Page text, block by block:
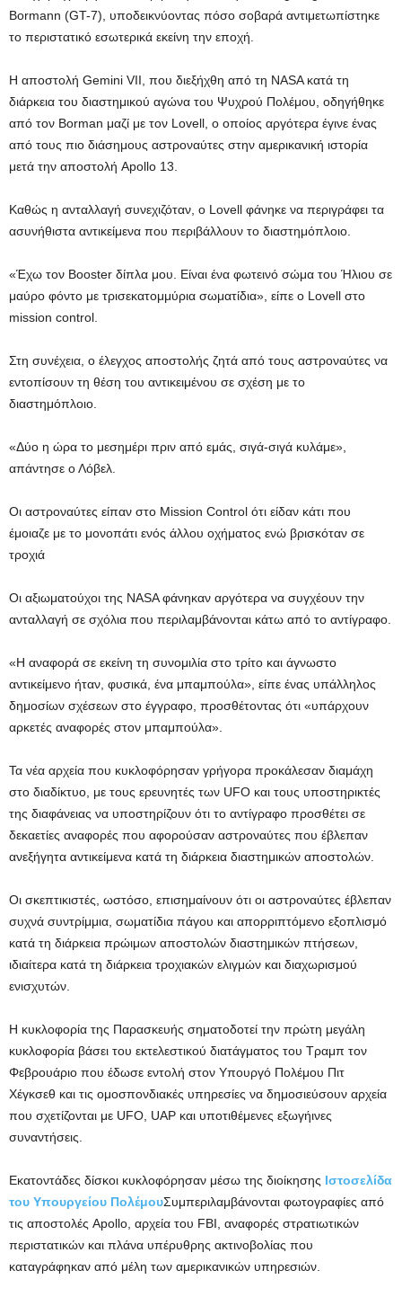
Bormann (GT-7), υποδεικνύοντας πόσο σοβαρά αντιμετωπίστηκε
το περιστατικό εσωτερικά εκείνη την εποχή.
Η αποστολή Gemini VII, που διεξήχθη από τη NASA κατά τη
διάρκεια του διαστημικού αγώνα του Ψυχρού Πολέμου, οδηγήθηκε
από τον Borman μαζί με τον Lovell, ο οποίος αργότερα έγινε ένας
από τους πιο διάσημους αστροναύτες στην αμερικανική ιστορία
μετά την αποστολή Apollo 13.
Καθώς η ανταλλαγή συνεχιζόταν, ο Lovell φάνηκε να περιγράφει τα
ασυνήθιστα αντικείμενα που περιβάλλουν το διαστημόπλοιο.
«Έχω τον Booster δίπλα μου. Είναι ένα φωτεινό σώμα του Ήλιου σε
μαύρο φόντο με τρισεκατομμύρια σωματίδια», είπε ο Lovell στο
mission control.
Στη συνέχεια, ο έλεγχος αποστολής ζητά από τους αστροναύτες να
εντοπίσουν τη θέση του αντικειμένου σε σχέση με το
διαστημόπλοιο.
«Δύο η ώρα το μεσημέρι πριν από εμάς, σιγά-σιγά κυλάμε»,
απάντησε ο Λόβελ.
Οι αστροναύτες είπαν στο Mission Control ότι είδαν κάτι που
έμοιαζε με το μονοπάτι ενός άλλου οχήματος ενώ βρισκόταν σε
τροχιά
Οι αξιωματούχοι της NASA φάνηκαν αργότερα να συγχέουν την
ανταλλαγή σε σχόλια που περιλαμβάνονται κάτω από το αντίγραφο.
«Η αναφορά σε εκείνη τη συνομιλία στο τρίτο και άγνωστο
αντικείμενο ήταν, φυσικά, ένα μπαμπούλα», είπε ένας υπάλληλος
δημοσίων σχέσεων στο έγγραφο, προσθέτοντας ότι «υπάρχουν
αρκετές αναφορές στον μπαμπούλα».
Τα νέα αρχεία που κυκλοφόρησαν γρήγορα προκάλεσαν διαμάχη
στο διαδίκτυο, με τους ερευνητές των UFO και τους υποστηρικτές
της διαφάνειας να υποστηρίζουν ότι το αντίγραφο προσθέτει σε
δεκαετίες αναφορές που αφορούσαν αστροναύτες που έβλεπαν
ανεξήγητα αντικείμενα κατά τη διάρκεια διαστημικών αποστολών.
Οι σκεπτικιστές, ωστόσο, επισημαίνουν ότι οι αστροναύτες έβλεπαν
συχνά συντρίμμια, σωματίδια πάγου και απορριπτόμενο εξοπλισμό
κατά τη διάρκεια πρώιμων αποστολών διαστημικών πτήσεων,
ιδιαίτερα κατά τη διάρκεια τροχιακών ελιγμών και διαχωρισμού
ενισχυτών.
Η κυκλοφορία της Παρασκευής σηματοδοτεί την πρώτη μεγάλη
κυκλοφορία βάσει του εκτελεστικού διατάγματος του Τραμπ τον
Φεβρουάριο που έδωσε εντολή στον Υπουργό Πολέμου Πιτ
Χέγκσεθ και τις ομοσπονδιακές υπηρεσίες να δημοσιεύσουν αρχεία
που σχετίζονται με UFO, UAP και υποτιθέμενες εξωγήινες
συναντήσεις.
Εκατοντάδες δίσκοι κυκλοφόρησαν μέσω της διοίκησης Ιστοσελίδα
του Υπουργείου ΠολέμουΣυμπεριλαμβάνονται φωτογραφίες από
τις αποστολές Apollo, αρχεία του FBI, αναφορές στρατιωτικών
περιστατικών και πλάνα υπέρυθρης ακτινοβολίας που
καταγράφηκαν από μέλη των αμερικανικών υπηρεσιών.